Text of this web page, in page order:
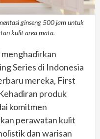
ginseng 500 jam untuk
kulit area mata.
menghadirkan
Series di Indonesia
mereka, First
produk
komitmen
perawatan kulit
dan warisan